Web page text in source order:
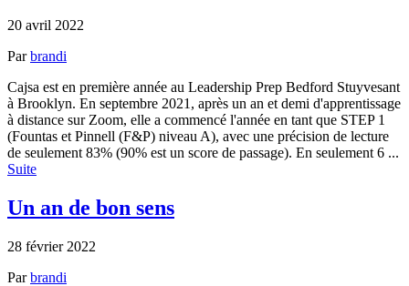
20 avril 2022
Parbrandi
Cajsa est en première année au Leadership Prep Bedford Stuyvesant
à Brooklyn. En septembre 2021, après un an et demi d'apprentissage
à distance sur Zoom, elle a commencé l'année en tant que STEP 1
(Fountas et Pinnell (F&P) niveau A), avec une précision de lecture
de seulement 83% (90% est un score de passage). En seulement 6 ...
Suite
Un an de bon sens
28 février 2022
Parbrandi